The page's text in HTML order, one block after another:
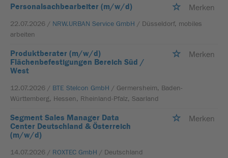
Personalsachbearbeiter (m/w/d) Merken
22.07.2026 / NRW.URBAN Service GmbH / Düsseldorf, mobiles
arbeiten
Produktberater (m/w/d)
Flächenbefestigungen Bereich Süd /
West
Merken
12.07.2026 / BTE Stelcon GmbH / Germersheim, Baden-
Württemberg, Hessen, Rheinland-Pfalz, Saarland
Segment Sales Manager Data
Center Deutschland & Österreich
(m/w/d)
Merken
14.07.2026 / ROXTEC GmbH / Deutschland